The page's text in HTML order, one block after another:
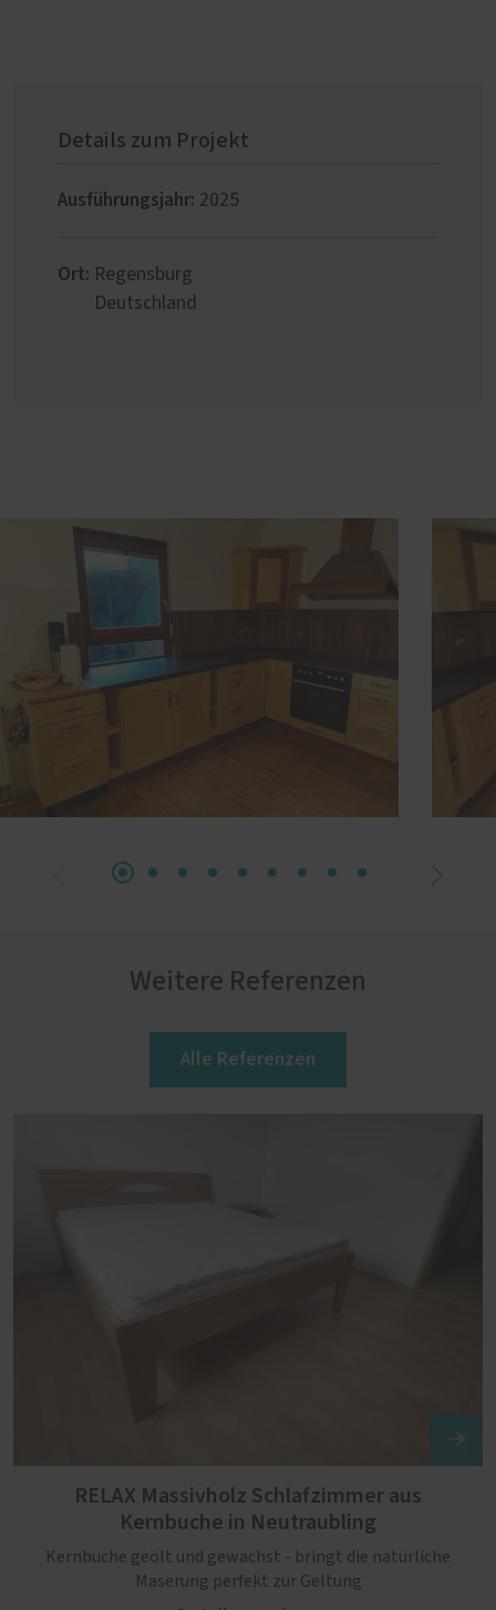
Details zum Projekt
Ausführungsjahr: 2025
Ort: Regensburg
Deutschland
Weitere Referenzen
Alle Referenzen
RELAX Massivholz Schlafzimmer aus
Kernbuche in Neutraubling
Kernbuche geölt und gewachst - bringt die natürliche
Maserung perfekt zur Geltung